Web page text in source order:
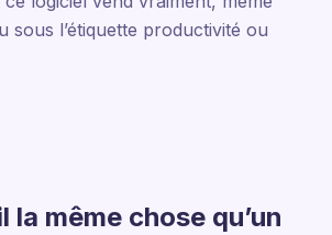
sous l’étiquette productivité ou
la même chose qu’un